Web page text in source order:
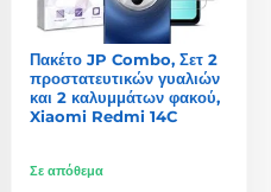
Πακέτο JP Combo, Σετ 2
προστατευτικών γυαλιών
και 2 καλυμμάτων φακού,
Xiaomi Redmi 14C
Σε απόθεμα